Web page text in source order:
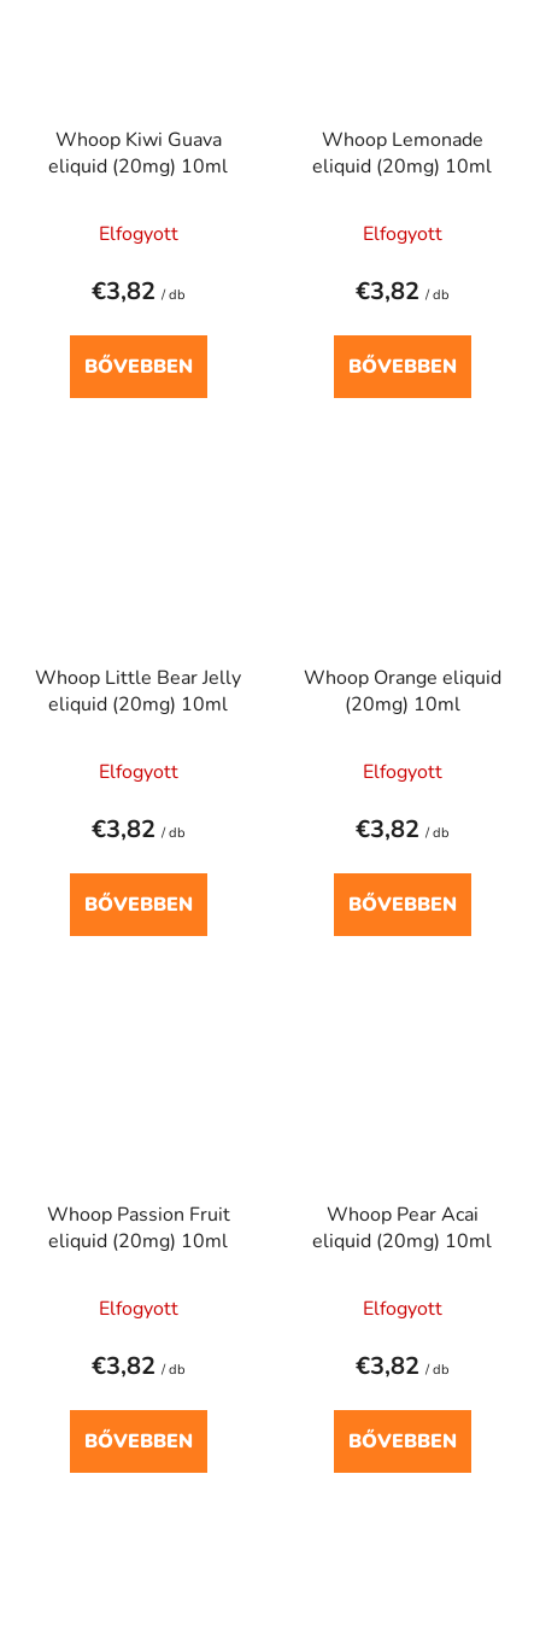
Whoop Kiwi Guava
eliquid (20mg) 10ml
Elfogyott
€3,82 / db
BŐVEBBEN
Whoop Lemonade
eliquid (20mg) 10ml
Elfogyott
€3,82 / db
BŐVEBBEN
Whoop Little Bear Jelly
eliquid (20mg) 10ml
Elfogyott
€3,82 / db
BŐVEBBEN
Whoop Orange eliquid
(20mg) 10ml
Elfogyott
€3,82 / db
BŐVEBBEN
Whoop Passion Fruit
eliquid (20mg) 10ml
Elfogyott
€3,82 / db
BŐVEBBEN
Whoop Pear Acai
eliquid (20mg) 10ml
Elfogyott
€3,82 / db
BŐVEBBEN